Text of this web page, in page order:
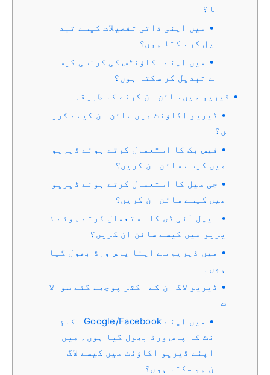
ا؟
میں اپنی ذاتی تفصیلات کیسے تبد
یل کر سکتا ہوں؟
میں اپنے اکاؤنٹس کی کرنسی کیس
ے تبدیل کر سکتا ہوں؟
ڈیریو میں سائن ان کرنے کا طریقہ
ڈیریو اکاؤنٹ میں سائن ان کیسے کری
ں؟
فیس بک کا استعمال کرتے ہوئے ڈیریو
میں کیسے سائن ان کریں؟
جی میل کا استعمال کرتے ہوئے ڈیریو
میں کیسے سائن ان کریں؟
ایپل آئی ڈی کا استعمال کرتے ہوئے ڈ
یریو میں کیسے سائن ان کریں؟
میں ڈیریو سے اپنا پاس ورڈ بھول گیا
ہوں۔
ڈیریو لاگ ان کے اکثر پوچھے گئے سوالا
ت
میں اپنے Google/Facebook اکاؤ
نٹ کا پاس ورڈ بھول گیا ہوں۔ میں
اپنے ڈیریو اکاؤنٹ میں کیسے لاگ ا
ن ہو سکتا ہوں؟